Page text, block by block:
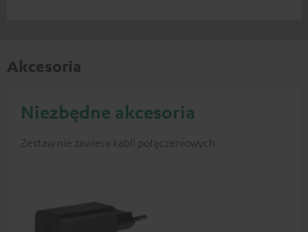
Akcesoria
Niezbędne akcesoria
Zestaw nie zawiera kabli połączeniowych